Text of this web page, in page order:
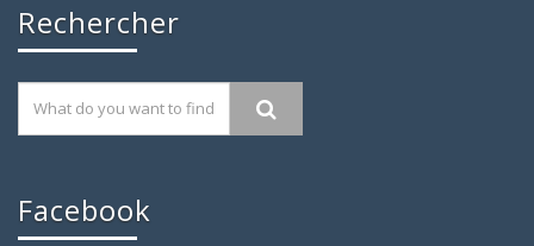
Rechercher
Facebook